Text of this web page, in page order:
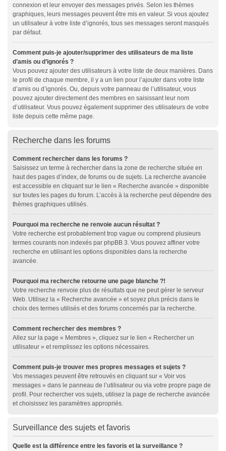
connexion et leur envoyer des messages privés. Selon les thèmes
graphiques, leurs messages peuvent être mis en valeur. Si vous ajoutez
un utilisateur à votre liste d’ignorés, tous ses messages seront masqués
par défaut.
Comment puis-je ajouter/supprimer des utilisateurs de ma liste
d’amis ou d’ignorés ?
Vous pouvez ajouter des utilisateurs à votre liste de deux manières. Dans
le profil de chaque membre, il y a un lien pour l’ajouter dans votre liste
d’amis ou d’ignorés. Ou, depuis votre panneau de l’utilisateur, vous
pouvez ajouter directement des membres en saisissant leur nom
d’utilisateur. Vous pouvez également supprimer des utilisateurs de votre
liste depuis cette même page.
Recherche dans les forums
Comment rechercher dans les forums ?
Saisissez un terme à rechercher dans la zone de recherche située en
haut des pages d’index, de forums ou de sujets. La recherche avancée
est accessible en cliquant sur le lien « Recherche avancée » disponible
sur toutes les pages du forum. L’accès à la recherche peut dépendre des
thèmes graphiques utilisés.
Pourquoi ma recherche ne renvoie aucun résultat ?
Votre recherche est probablement trop vague ou comprend plusieurs
termes courants non indexés par phpBB 3. Vous pouvez affiner votre
recherche en utilisant les options disponibles dans la recherche
avancée.
Pourquoi ma recherche retourne une page blanche ?!
Votre recherche renvoie plus de résultats que ne peut gérer le serveur
Web. Utilisez la « Recherche avancée » et soyez plus précis dans le
choix des termes utilisés et des forums concernés par la recherche.
Comment rechercher des membres ?
Allez sur la page « Membres », cliquez sur le lien « Rechercher un
utilisateur » et remplissez les options nécessaires.
Comment puis-je trouver mes propres messages et sujets ?
Vos messages peuvent être retrouvés en cliquant sur « Voir vos
messages » dans le panneau de l’utilisateur ou via votre propre page de
profil. Pour rechercher vos sujets, utilisez la page de recherche avancée
et choisissez les paramètres appropriés.
Surveillance des sujets et favoris
Quelle est la différence entre les favoris et la surveillance ?